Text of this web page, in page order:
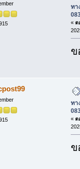
ทา
« ต
ข
ทา
« ต
ข